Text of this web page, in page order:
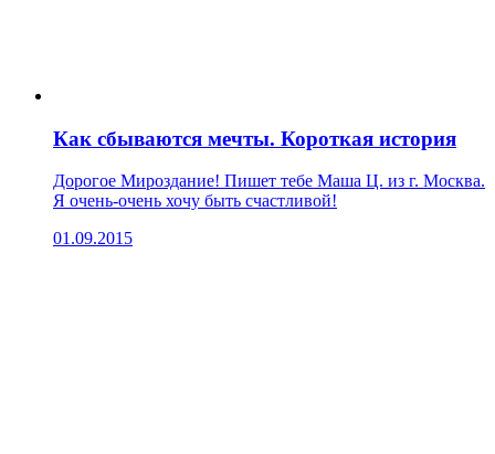
Как сбываются мечты. Короткая история
Дорогое Мироздание! Пишет тебе Маша Ц. из г. Москва.
Я очень-очень хочу быть счастливой!
01.09.2015